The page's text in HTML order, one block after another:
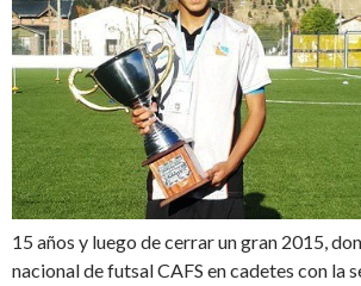
15 años y luego de cerrar un gran 2015,
nacional de futsal CAFS en cadetes con la